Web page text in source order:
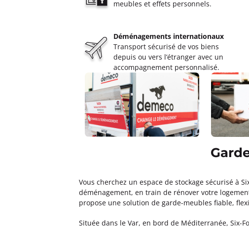
Plus d'informations
Un devis ?
Garde Meubles MATRALOC Brignoles
4,5 36 avis
Fermé actuellement.
Ouvre à 08:00
12 rue Lice De Signon, Galerie du Carami
Plus
Un devis ?
Fermé actuellement.Ouvre à 09:00
5 Bd Rouvier 13010 Marseille
meubles et effets personnels.
Déménagements internationaux
Transport sécurisé de vos biens
depuis ou vers l’étranger avec un
accompagnement personnalisé.
Vous cherchez un espace de stockage sécurisé à
déménagement, en train de rénover votre
propose une solution de garde-meubles fiable,
Située dans le Var, en bord de Méditerranée, Six-